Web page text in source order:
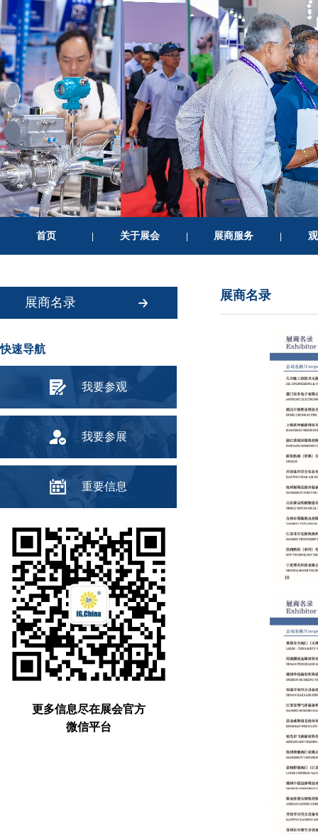
首页 | 关于展会 | 展商服务 |
展商名录
快速导航
我要参观
我要参展
重要信息
更多信息尽在展会官方
微信平台
展商名录